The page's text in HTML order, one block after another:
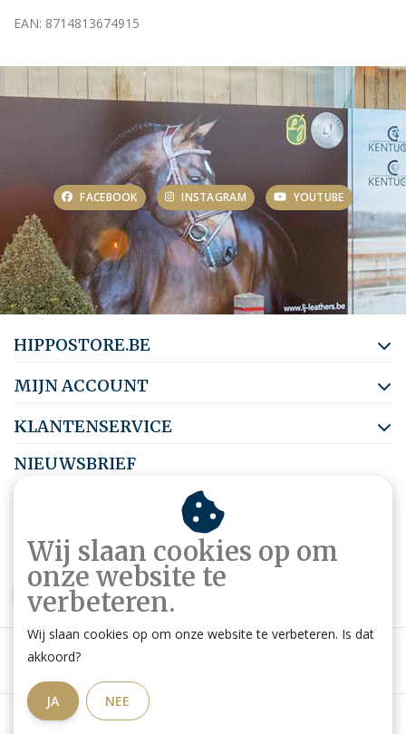
EAN: 8714813674915
FACEBOOK INSTAGRAM YOUTUBE
HIPPOSTORE.BE
MIJN ACCOUNT
KLANTENSERVICE
NIEUWSBRIEF
Abonneer je op onze nieuwsbrief om op de hoogte te blijven.
ABONNEER
Algemene voorwaarden
Wij slaan cookies op om
onze website te
verbeteren.
Wij slaan cookies op om onze website te verbeteren. Is dat
akkoord?
JA NEE